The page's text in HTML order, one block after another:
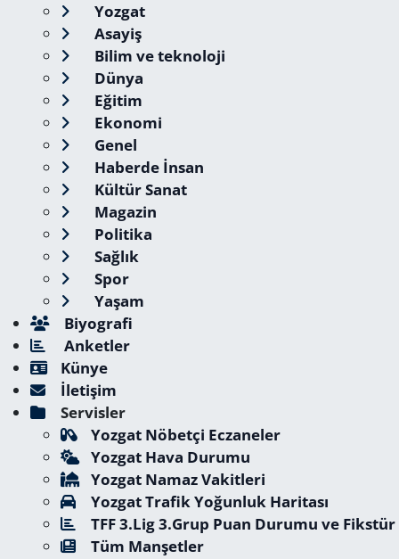
Yozgat
Asayiş
Bilim ve teknoloji
Dünya
Eğitim
Ekonomi
Genel
Haberde İnsan
Kültür Sanat
Magazin
Politika
Sağlık
Spor
Yaşam
Biyografi
Anketler
Künye
İletişim
Servisler
Yozgat Nöbetçi Eczaneler
Yozgat Hava Durumu
Yozgat Namaz Vakitleri
Yozgat Trafik Yoğunluk Haritası
TFF 3.Lig 3.Grup Puan Durumu ve Fikstür
Tüm Manşetler